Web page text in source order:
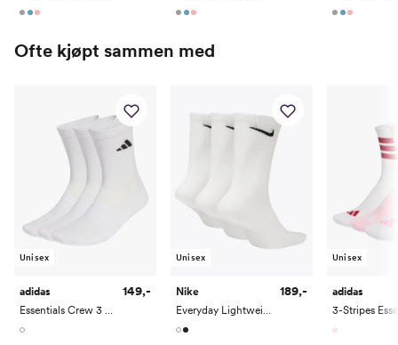
Ofte kjøpt sammen med
Unisex
adidas
Essentials Crew 3 Pack
149,-
Unisex
Nike
Everyday Lightweight Training Crew Socks 3PK
189,-
Unisex
adidas